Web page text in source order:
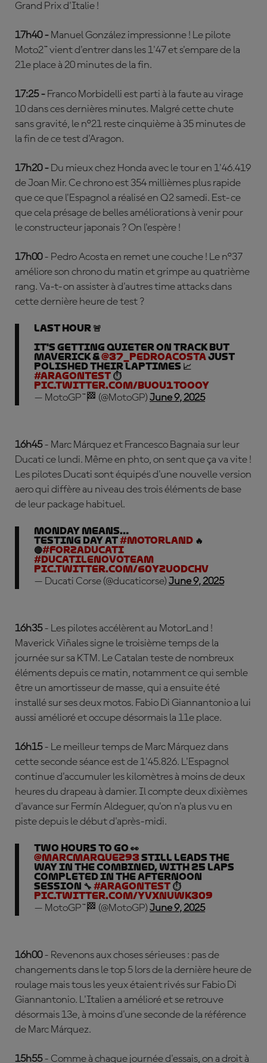
Grand Prix d'Italie !
17h40 - Manuel González impressionne ! Le pilote
Moto2™ vient d'entrer dans les 1'47 et s'empare de la
21e place à 20 minutes de la fin.
17:25 - Franco Morbidelli est parti à la faute au virage
10 dans ces dernières minutes. Malgré cette chute
sans gravité, le n°21 reste cinquième à 35 minutes de
la fin de ce test d'Aragon.
17h20 - Du mieux chez Honda avec le tour en 1'46.419
de Joan Mir. Ce chrono est 354 millièmes plus rapide
que ce que l'Espagnol a réalisé en Q2 samedi. Est-ce
que cela présage de belles améliorations à venir pour
le constructeur japonais ? On l'espère !
17h00- Pedro Acosta en remet une couche ! Le n°37
améliore son chrono du matin et grimpe au quatrième
rang. Va-t-on assister à d'autres time attacks dans
cette dernière heure de test ?
LAST HOUR 🚨
It's getting quieter on track but
Maverick &@37_pedroacostajust
polished their laptimes 📈
#AragonTest ⏱️
pic.twitter.com/buou1tooOY
— MotoGP™🏁 (@MotoGP) June 9, 2025
16h45- Marc Márquez et Francesco Bagnaia sur leur
Ducati ce lundi. Même en phto, on sent que ça va vite !
Les pilotes Ducati sont équipés d'une nouvelle version
aero qui diffère au niveau des trois éléments de base
de leur package habituel.
Monday means…
Testing day at#MotorLand 🔥
🔴#ForzaDucati
#DucatiLenovoTeam
pic.twitter.com/60yZuODchv
— Ducati Corse (@ducaticorse) June 9, 2025
16h35- Les pilotes accélèrent au MotorLand !
Maverick Viñales signe le troisième temps de la
journée sur sa KTM. Le Catalan teste de nombreux
éléments depuis ce matin, notamment ce qui semble
être un amortisseur de masse, qui a ensuite été
installé sur ses deux motos. Fabio Di Giannantonio a lui
aussi amélioré et occupe désormais la 11e place.
16h15- Le meilleur temps de Marc Márquez dans
cette seconde séance est de 1'45.826. L'Espagnol
continue d'accumuler les kilomètres à moins de deux
heures du drapeau à damier. Il compte deux dixièmes
d'avance sur Fermín Aldeguer, qu'on n'a plus vu en
piste depuis le début d'après-midi.
Two hours to go 👀
@marcmarquez93 still leads the
way in the combined, with 25 laps
completed in the afternoon
session 🔧 #AragonTest ⏱️
pic.twitter.com/yvxNuWK309
— MotoGP™🏁 (@MotoGP) June 9, 2025
16h00- Revenons aux choses sérieuses : pas de
changements dans le top 5 lors de la dernière heure de
roulage mais tous les yeux étaient rivés sur Fabio Di
Giannantonio. L'Italien a amélioré et se retrouve
désormais 13e, à moins d'une seconde de la référence
de Marc Márquez.
15h55- Comme à chaque journée d'essais, on a droit à